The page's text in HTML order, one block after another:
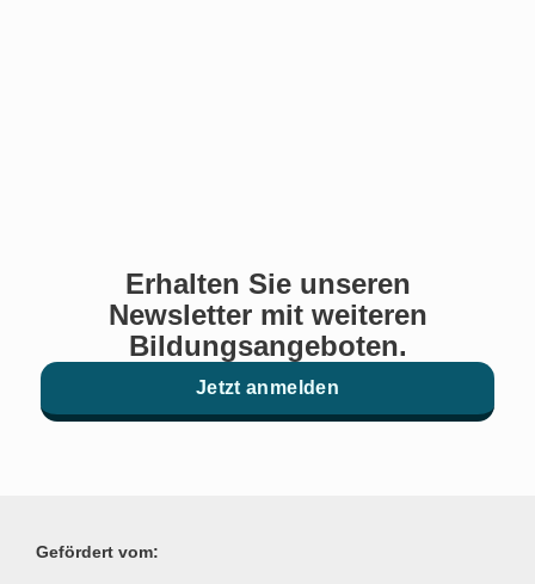
Erhalten Sie unseren
Newsletter mit weiteren
Bildungsangeboten.
Jetzt anmelden
Gefördert vom: